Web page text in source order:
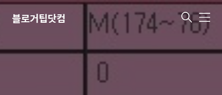
블로거팁닷컴 메
뉴